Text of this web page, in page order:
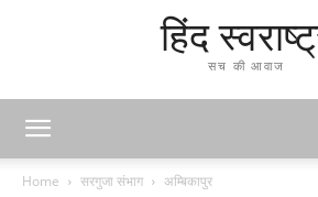
हिंद
सच की आवाज
Home सरगुजा संभाग अम्बिकापुर